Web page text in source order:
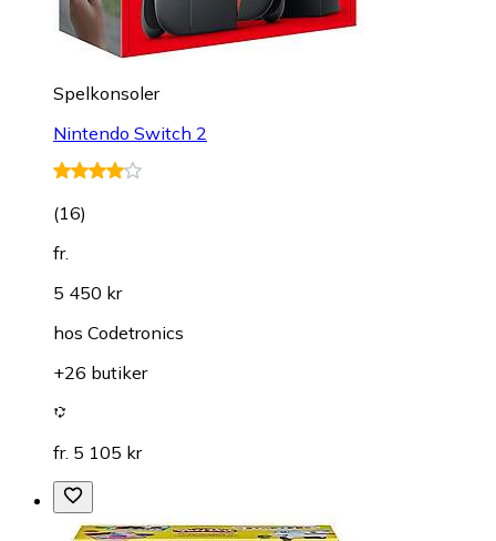
Spelkonsoler
Nintendo Switch 2
(16)
fr.
5 450 kr
hos Codetronics
+26 butiker
fr. 5 105 kr